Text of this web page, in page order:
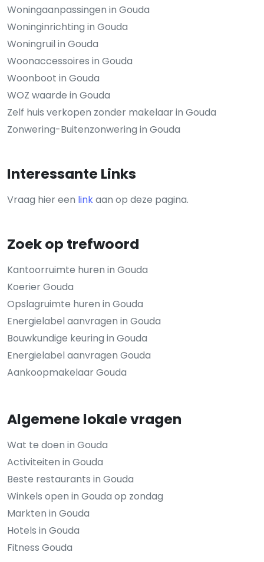
Woningaanpassingen in Gouda
Woninginrichting in Gouda
Woningruil in Gouda
Woonaccessoires in Gouda
Woonboot in Gouda
WOZ waarde in Gouda
Zelf huis verkopen zonder makelaar in Gouda
Zonwering-Buitenzonwering in Gouda
Interessante Links
Vraag hier een linkaan op deze pagina.
Zoek op trefwoord
Kantoorruimte huren in Gouda
Koerier Gouda
Opslagruimte huren in Gouda
Energielabel aanvragen in Gouda
Bouwkundige keuring in Gouda
Energielabel aanvragen Gouda
Aankoopmakelaar Gouda
Algemene lokale vragen
Wat te doen in Gouda
Activiteiten in Gouda
Beste restaurants in Gouda
Winkels open in Gouda op zondag
Markten in Gouda
Hotels in Gouda
Fitness Gouda